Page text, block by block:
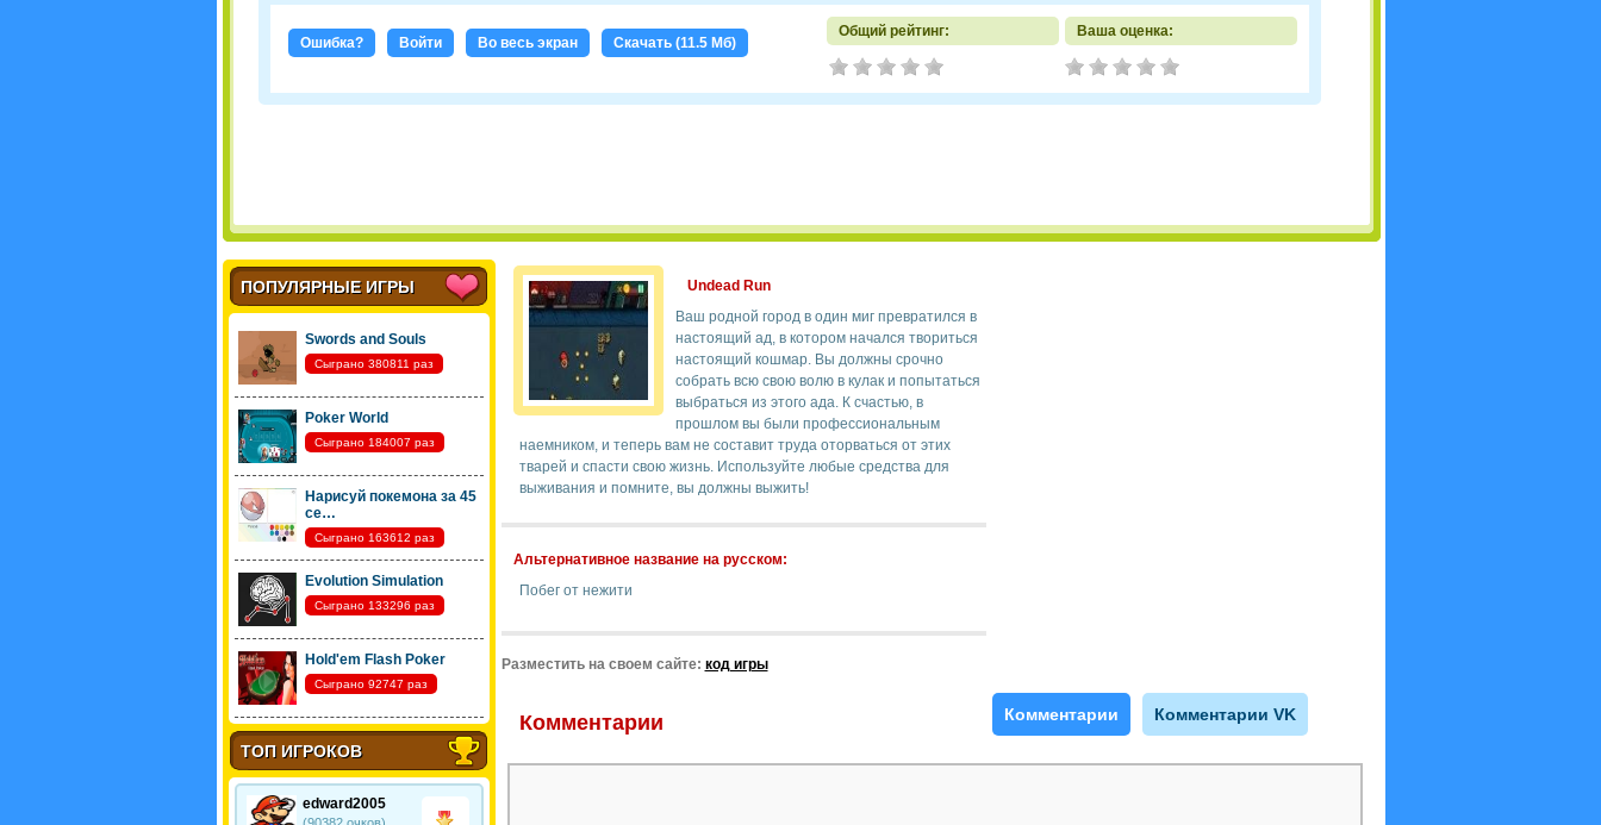
Ошибка? Войти Во весь экран Скачать (11.5 Мб)
Общий рейтинг: Ваша оценка:
ПОПУЛЯРНЫЕ ИГРЫ
Swords and Souls
Сыграно 380811 раз
Poker World
Сыграно 184007 раз
Нарисуй покемона за 45
се…
Сыграно 163612 раз
Evolution Simulation
Сыграно 133296 раз
Hold'em Flash Poker
Сыграно 92747 раз
ТОП ИГРОКОВ
edward2005
Undead Run
Ваш родной город в один миг превратился в
настоящий ад, в котором начался твориться
настоящий кошмар. Вы должны срочно
собрать всю свою волю в кулак и попытаться
выбраться из этого ада. К счастью, в
прошлом вы были профессиональным
наемником, и теперь вам не составит труда оторваться от этих
тварей и спасти свою жизнь. Используйте любые средства для
выживания и помните, вы должны выжить!
Альтернативное название на русском:
Побег от нежити
Разместить на своем сайте: код игры
Комментарии Комментарии Комментарии VK